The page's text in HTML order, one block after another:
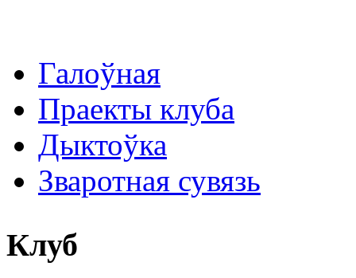
Галоўная
Праекты клуба
Дыктоўка
Зваротная сувязь
Клуб